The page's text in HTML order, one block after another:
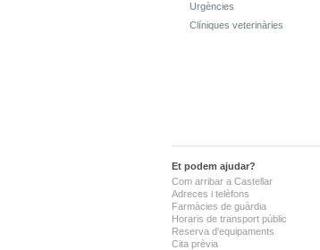
Urgències
Clíniques veterinàries
Et podem ajudar?
Com arribar a Castellar
Adreces i telèfons
Farmàcies de guàrdia
Horaris de transport públic
Reserva d'equipaments
Cita prèvia